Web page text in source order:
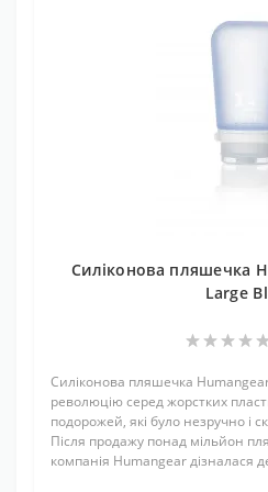
Силіконова пляшечка
Large
Силіконова пляшечка
революцію серед жорстких
подорожей, які було незручно і
Після продажу понад мільйон
компанія Humangear дізналася